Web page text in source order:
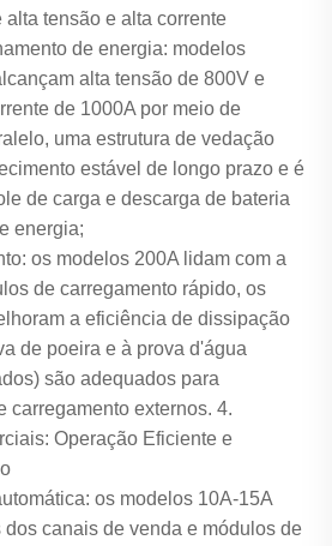
tensão e alta corrente
de energia: modelos
alta tensão de 800V e
de 1000A por meio de
uma estrutura de vedação
estável de longo prazo e é
de carga e descarga de bateria
energia;
os modelos 200A lidam com a
de carregamento rápido, os
a eficiência de dissipação
de poeira e à prova d'água
são adequados para
carregamento externos. 4.
Operação Eficiente e
os modelos 10A-15A
canais de venda e módulos de